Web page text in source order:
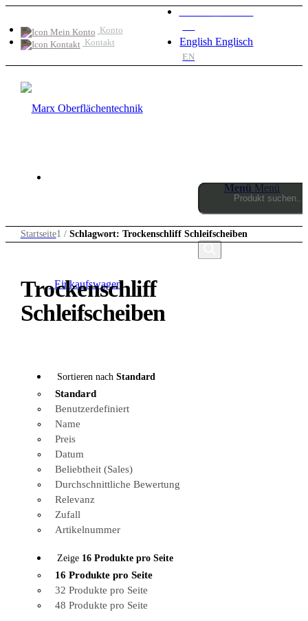
Konto
Kontakt
English Englisch
EN
Products
Menü Menü
0Einkaufswagen
Startseite1 / Schlagwort: Trockenschliff Schleifscheiben
Trockenschliff
Schleifscheiben
Sortieren nach Standard
Standard
Benutzerdefiniert
Name
Preis
Datum
Beliebtheit (Sales)
Durchschnittliche Bewertung
Relevanz
Zufall
Artikelnummer
Zeige 16 Produkte pro Seite
16 Produkte pro Seite
32 Produkte pro Seite
48 Produkte pro Seite